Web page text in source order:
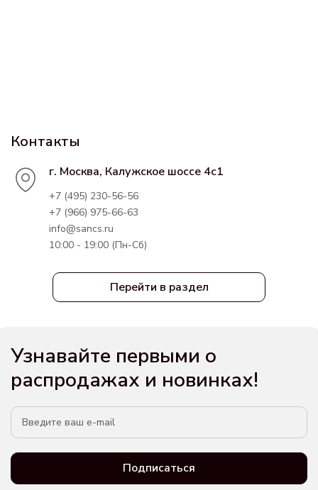
Перейти в раздел
Контакты
г. Москва, Калужское шоссе 4с1
+7 (495) 230-56-56
+7 (966) 975-66-63
info@sancs.ru
10:00 - 19:00 (Пн-Сб)
Узнавайте первыми о
распродажах и новинках!
Подписаться